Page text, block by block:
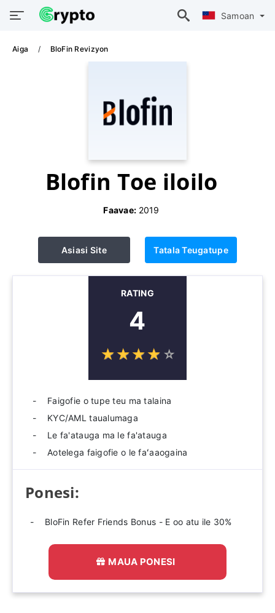
Samoan
Aiga BloFin Revizyon
Blofin Toe iloilo
Faavae: 2019
Asiasi Site Tatala Teugatupe
RATING
4
☆☆☆☆ ☆
★★★★ ★
Faigofie o tupe teu ma talaina
KYC/AML taualumaga
Le fa'atauga ma le fa'atauga
Aotelega faigofie o le faʻaaogaina
Ponesi:
BloFin Refer Friends Bonus - E oo atu ile 30%
MAUA PONESI